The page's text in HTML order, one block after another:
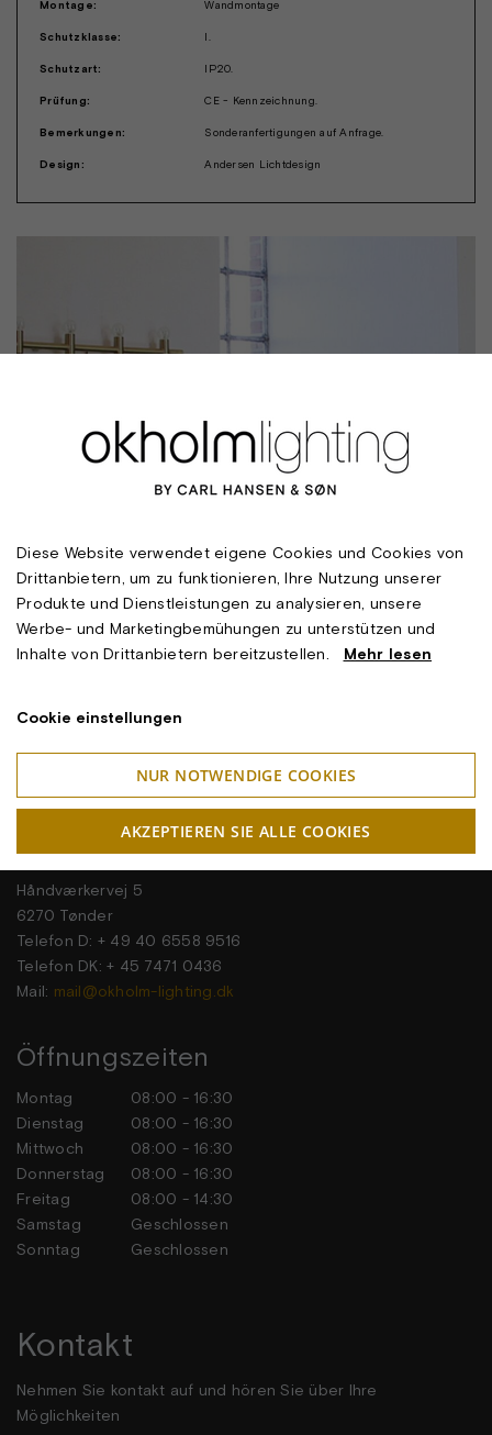
Montage: Wandmontage
Schutzklasse: I.
Schutzart: IP20.
Prüfung: CE - Kennzeichnung.
Bemerkungen: Sonderanfertigungen auf Anfrage.
Design: Andersen Lichtdesign
Kontakt Information
Håndværkervej 5
6270 Tønder
Telefon D: + 49 40 6558 9516
Telefon DK: + 45 7471 0436
Mail: mail@okholm-lighting.dk
Öffnungszeiten
Montag
08:00 - 16:30
Dienstag
08:00 - 16:30
Mittwoch
08:00 - 16:30
Donnerstag
08:00 - 16:30
Freitag
08:00 - 14:30
Samstag
Geschlossen
Sonntag
Geschlossen
Kontakt
Nehmen Sie kontakt auf und hören Sie über Ihre
Möglichkeiten
Diese Website verwendet eigene Cookies und Cookies von
Drittanbietern, um zu funktionieren, Ihre Nutzung unserer
Produkte und Dienstleistungen zu analysieren, unsere
Werbe- und Marketingbemühungen zu unterstützen und
Inhalte von Drittanbietern bereitzustellen. Mehr lesen
Cookie einstellungen
NUR NOTWENDIGE COOKIES
AKZEPTIEREN SIE ALLE COOKIES